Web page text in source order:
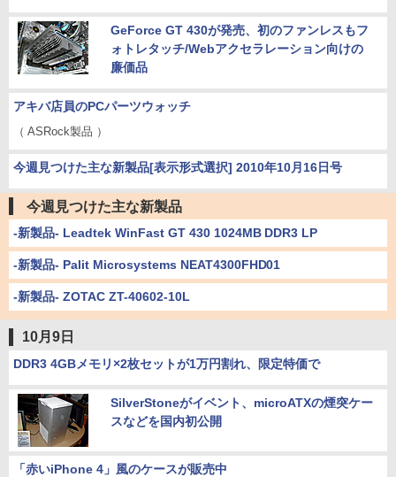
GeForce GT 430が発売、初のファンレスもフ
ォトレタッチ/Webアクセラレーション向けの
廉価品
アキバ店員のPCパーツウォッチ
（ ASRock製品 ）
今週見つけた主な新製品[表示形式選択] 2010年10月16日号
今週見つけた主な新製品
-新製品- Leadtek WinFast GT 430 1024MB DDR3 LP
-新製品- Palit Microsystems NEAT4300FHD01
-新製品- ZOTAC ZT-40602-10L
10月9日
DDR3 4GBメモリ×2枚セットが1万円割れ、限定特価で
SilverStoneがイベント、microATXの煙突ケー
スなどを国内初公開
「赤いiPhone 4」風のケースが販売中